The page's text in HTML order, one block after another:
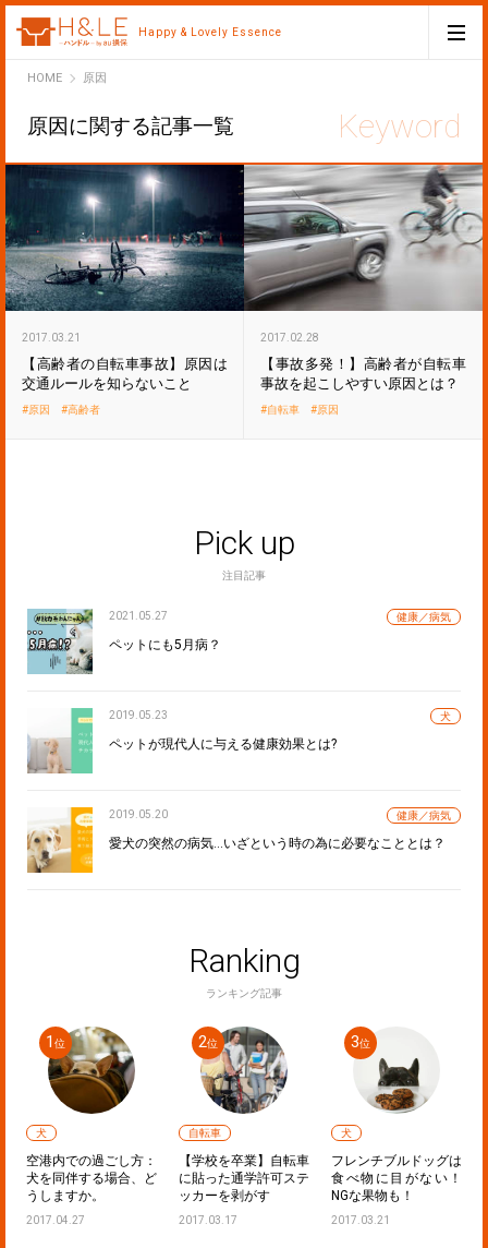
Happy & Lovely Essence
HOMEH&LE原因
原因に関する記事一覧
2017.03.21
【高齢者の自転車事故】原因は
交通ルールを知らないこと
原因 高齢者
2017.02.28
【事故多発！】高齢者が自転車
事故を起こしやすい原因とは？
自転車 原因
Pick up
注目記事
2021.05.27 健康／病気
ペットにも5月病？
2019.05.23 犬
ペットが現代人に与える健康効果とは?
2019.05.20 健康／病気
愛犬の突然の病気…いざという時の為に必要なこととは？
Ranking
ランキング記事
犬
空港内での過ごし方：
犬を同伴する場合、ど
うしますか。
2017.04.27
自転車
【学校を卒業】自転車
に貼った通学許可ステ
ッカーを剥がす
2017.03.17
犬
フレンチブルドッグは
食べ物に目がない！
NGな果物も！
2017.03.21